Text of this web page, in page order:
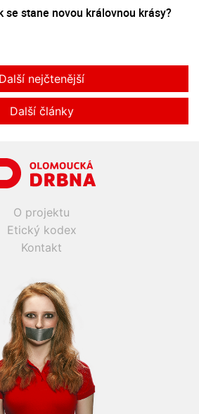
se stane novou královnou krásy?
Další nejčtenější
Další články
O projektu
Etický kodex
Kontakt